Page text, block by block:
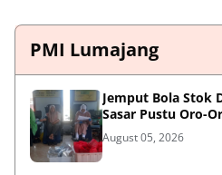
PMI Lumajang
Jemput Bola Stok
Sasar Pustu Oro-
August 05, 2026